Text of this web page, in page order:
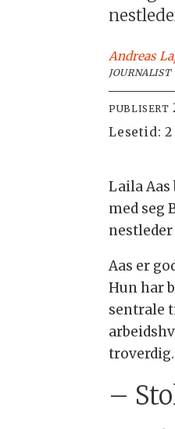
Andreas
JOURNALIST
PUBLISERT
Lesetid:
Laila Aas
med seg
nestleder
Aas er
Hun har
sentrale
troverdig.
–